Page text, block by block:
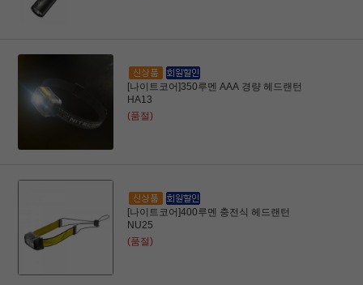
[나이트코어]350루멘 AAA 경량 헤드랜턴
HA13
(품절)
[나이트코어]400루멘 충전식 헤드랜턴
NU25
(품절)